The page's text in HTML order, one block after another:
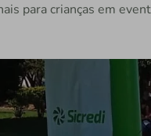
para crianças em